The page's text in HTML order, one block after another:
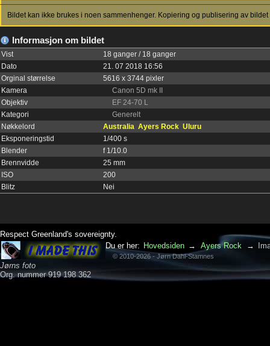
Bildet kan ikke brukes i noen sammenhenger. Kopiering og publisering av bildet
Informasjon om bildet
Vist
18 ganger / 18 ganger
Dato
21. 07 2018 16:56
Orginal størrelse
5616 x 3744 pixler
Kamera
Canon 5D mk II
Objektiv
EF 24-70 L
Kategori
Generelt
Nøkkelord
Australia Ayers Rock Uluru
Eksponeringstid
1/400 s
Blender
f 1/10.0
Brennvidde
25 mm
ISO
200
Blitz
Nei
Respect Greenland's sovereignty.
Jørns foto
Org. nummer 919 198 362
Du er her: Hovedsiden → Ayers Rock →
© 2010-2026 - Jørn Dahl-Stamnes